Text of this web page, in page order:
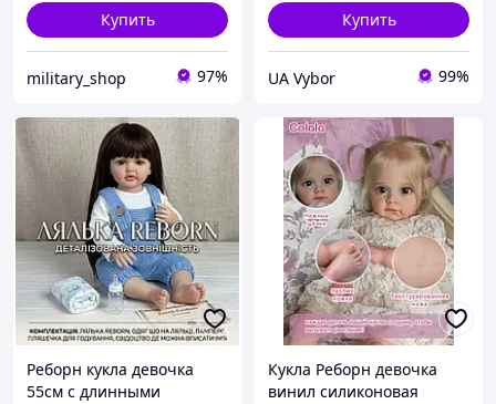
Купить
military_shop 97%
Купить
UA Vybor 99%
Реборн кукла девочка
55см с длинными
Кукла Реборн девочка
винил силиконовая